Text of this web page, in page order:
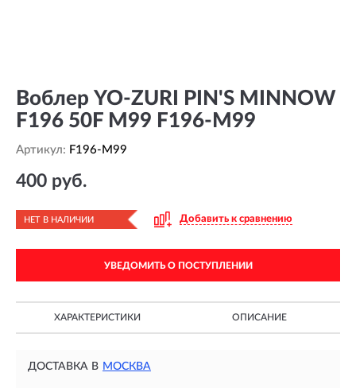
Воблер YO-ZURI PIN'S MINNOW
F196 50F M99 F196-M99
Артикул: F196-M99
400 руб.
НЕТ В НАЛИЧИИ Добавить к сравнению
УВЕДОМИТЬ О ПОСТУПЛЕНИИ
ХАРАКТЕРИСТИКИ ОПИСАНИЕ
ДОСТАВКА В МОСКВА